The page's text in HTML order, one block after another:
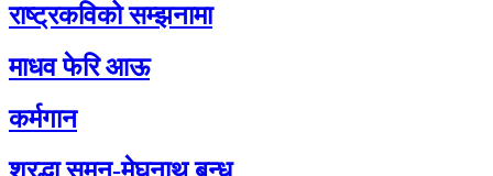
राष्ट्रकविको सम्झनामा
माधव फेरि आऊ
कर्मगान